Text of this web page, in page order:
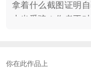
拿着什么截图证明
上当受骗！作者不
后，她们仍在史册
你在此作品上